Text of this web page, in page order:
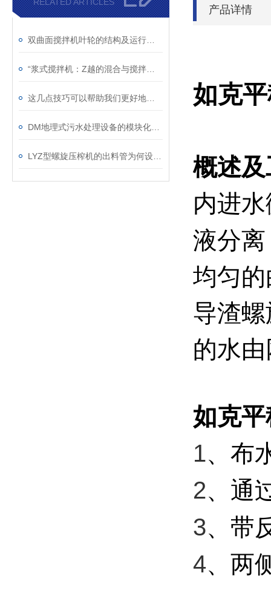
产品详情
如克
概述
内进
液分
均匀
导渣
的水
如克
1、布
2、通
3、带
4、两